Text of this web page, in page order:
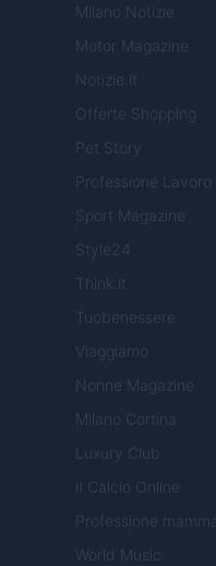
Milano Notizie
Motor Magazine
Notizie.it
Offerte Shopping
Pet Story
Professione Lavoro
Sport Magazine
Style24
Think.it
Tuobenessere
Viaggiamo
Nonne Magazine
Milano Cortina
Luxury Club
Il Calcio Online
Professione mamma
World Music